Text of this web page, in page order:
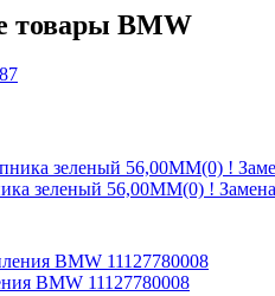
товары BMW
зеленый 56,00MM(0) !
BMW 11127780008